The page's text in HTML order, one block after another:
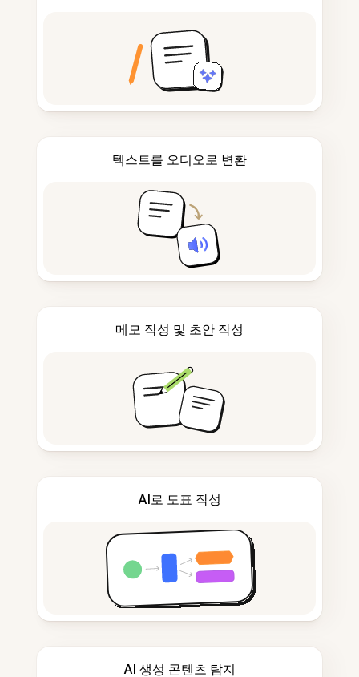
텍스트를 오디오로 변환
메모 작성 및 초안 작성
AI로 도표 작성
AI 생성 콘텐츠 탐지